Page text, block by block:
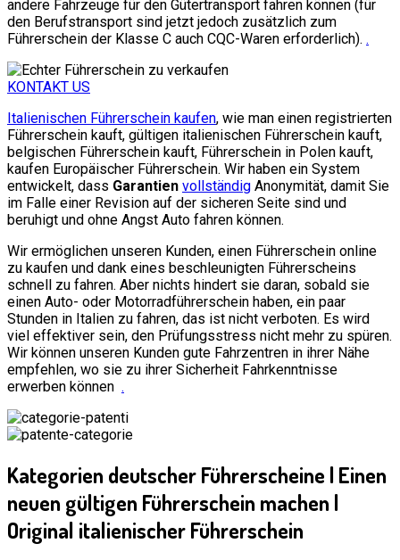
andere Fahrzeuge für den Gütertransport fahren können (für
den Berufstransport sind jetzt jedoch zusätzlich zum
Führerschein der Klasse C auch CQC-Waren erforderlich). .
KONTAKT US
Italienischen Führerschein kaufen, wie man einen registrierten
Führerschein kauft, gültigen italienischen Führerschein kauft,
belgischen Führerschein kauft, Führerschein in Polen kauft,
kaufen Europäischer Führerschein. Wir haben ein System
entwickelt, dass Garantien vollständig Anonymität, damit Sie
im Falle einer Revision auf der sicheren Seite sind und
beruhigt und ohne Angst Auto fahren können.
Wir ermöglichen unseren Kunden, einen Führerschein online
zu kaufen und dank eines beschleunigten Führerscheins
schnell zu fahren. Aber nichts hindert sie daran, sobald sie
einen Auto- oder Motorradführerschein haben, ein paar
Stunden in Italien zu fahren, das ist nicht verboten. Es wird
viel effektiver sein, den Prüfungsstress nicht mehr zu spüren.
Wir können unseren Kunden gute Fahrzentren in ihrer Nähe
empfehlen, wo sie zu ihrer Sicherheit Fahrkenntnisse
erwerben können .
Kategorien deutscher Führerscheine | Einen
neuen gültigen Führerschein machen |
Original italienischer Führerschein